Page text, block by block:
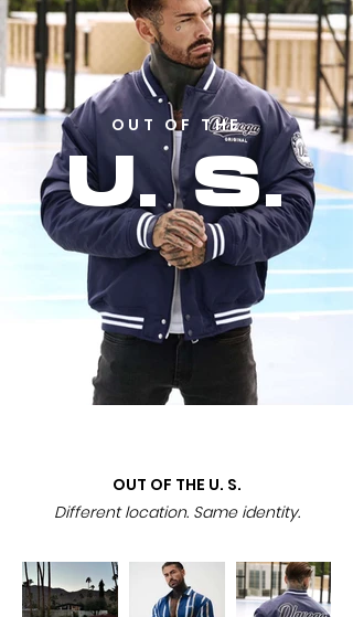
OUT OF THE
U. S.
OUT OF THE U. S.
Different location. Same identity.